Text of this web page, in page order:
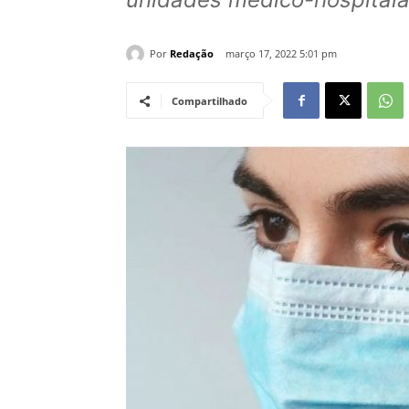
Por Redação março 17, 2022 5:01 pm
Compartilhado